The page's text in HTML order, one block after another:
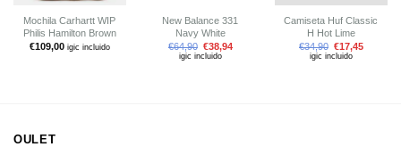
Mochila Carhartt WIP
Philis Hamilton Brown
€109,00 igic incluido
New Balance 331
Navy White
€64,90 €38,94
igic incluido
Camiseta Huf Classic
H Hot Lime
€34,90 €17,45
igic incluido
OULET